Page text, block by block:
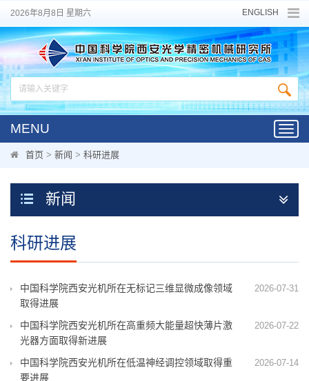
2026年8月8日 星期六 ENGLISH
MENU
首页 > 新闻 > 科研进展
新闻
科研进展
2026-07-31
中国科学院西安光机所在无标记三维显微成像领域
取得进展
2026-07-22
中国科学院西安光机所在高重频大能量超快薄片激
光器方面取得新进展
2026-07-14
中国科学院西安光机所在低温神经调控领域取得重
要进展